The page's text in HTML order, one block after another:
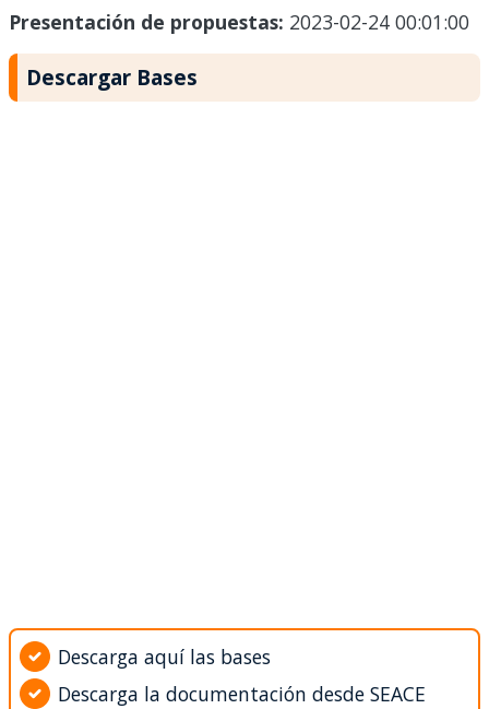
Presentación de propuestas: 2023-02-24 00:01:00
Descargar Bases
Descarga aquí las bases
Descarga la documentación desde SEACE